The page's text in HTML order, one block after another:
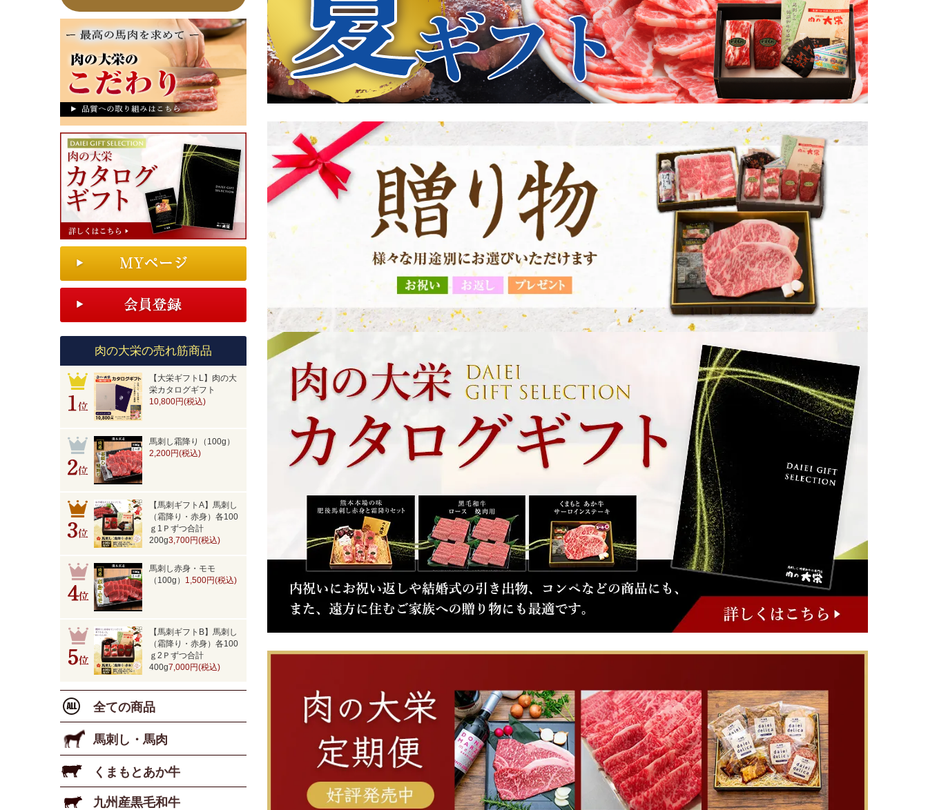
肉の大栄の売れ筋商品
【大栄ギフトL】肉の大
栄カタログギフト
10,800円(税込)
馬刺し霜降り（100g）
2,200円(税込)
【馬刺ギフトA】馬刺し
（霜降り・赤身）各100
ｇ1Ｐずつ合計
200g3,700円(税込)
馬刺し赤身・モモ
（100g） 1,500円(税込)
【馬刺ギフトB】馬刺し
（霜降り・赤身）各100
ｇ2Ｐずつ合計
400g7,000円(税込)
全ての商品
馬刺し・馬肉
くまもとあか牛
九州産黒毛和牛